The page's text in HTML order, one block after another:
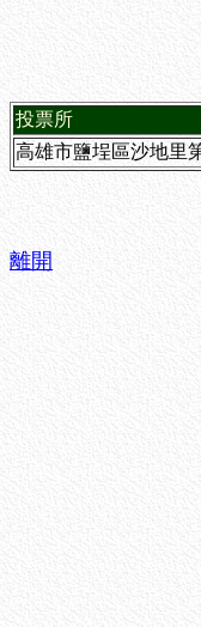
投票所
高雄市鹽埕區沙地里
離開